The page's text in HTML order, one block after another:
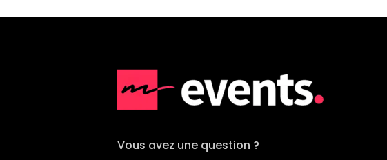
Vous avez une question ?